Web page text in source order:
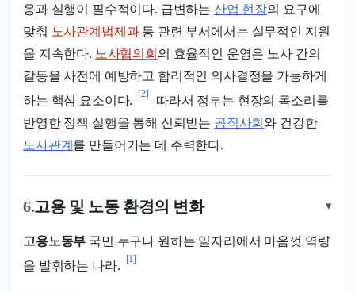
응과 실행이 필수적이다. 급변하는 산업 현장의 요구에
맞춰 노사관계법제과등 관련 부서에서는 실무적인 지원
을 지속한다. 노사협의회 의 효율적인 운영은 노사 간의
갈등을 사전에 예방하고 합리적인 의사결정을 가능하게
하는 핵심 요소이다.
[2]
따라서 정부는 현장의 목소리를
반영한 정책 실행을 통해 신뢰받는 공직사회 와 건강한
노사관계 를 만들어가는 데 주력한다.
6.고용 및 노동 환경의 변화 ▾
고용노동부 국민 누구나 원하는 일자리에서 마음껏 역량
을 발휘하는 나라.
[1]